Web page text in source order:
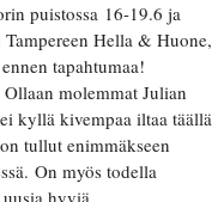
puistossa 16-19.6 ja
Hella & Huone,
tapahtumaa!
molemmat Julian
kyllä kivempaa iltaa täällä
tullut enimmäkseen
On myös todella